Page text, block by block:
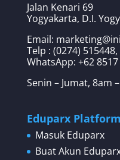
Jalan Kenari 69
Yogyakarta, D.I.
Email:
Telp : (0274)
WhatsApp: +62
Senin – Jumat, 8am
Eduparx Platform
Masuk Eduparx
Buat Akun